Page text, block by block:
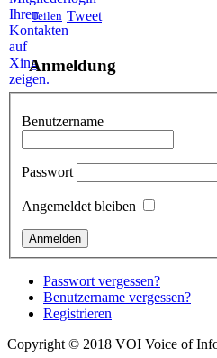
Teilen Tweet
Anmeldung
Benutzername
Passwort
Angemeldet bleiben
Passwort vergessen?
Benutzername vergessen?
Registrieren
Copyright © 2018 VOI Voice of